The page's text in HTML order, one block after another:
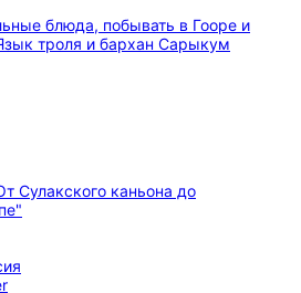
блюда, побывать в Гооре и
троля и бархан Сарыкум